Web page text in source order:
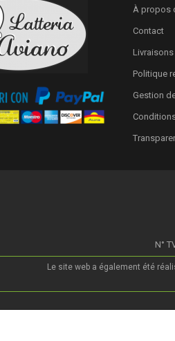
À propos
Contact
Livraisons
Politique
Gestion
N°
Le site web a également été